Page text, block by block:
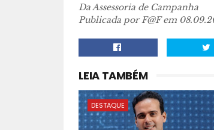
Da Assessoria de Campanha
Publicada por F@F em
LEIA TAMBÉM
DESTAQUE